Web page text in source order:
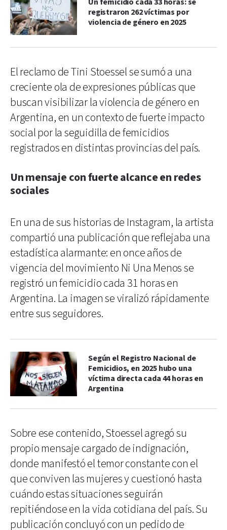
registraron 262 víctimas por
violencia de género en 2025
El reclamo de Tini Stoessel se sumó a una
creciente ola de expresiones públicas que
buscan visibilizar la violencia de género en
Argentina, en un contexto de fuerte impacto
social por la seguidilla de femicidios
registrados en distintas provincias del país.
Un mensaje con fuerte alcance en redes
sociales
En una de sus historias de Instagram, la artista
compartió una publicación que reflejaba una
estadística alarmante: en once años de
vigencia del movimiento Ni Una Menos se
registró un femicidio cada 31 horas en
Argentina. La imagen se viralizó rápidamente
entre sus seguidores.
Según el Registro Nacional de
Femicidios, en 2025 hubo una
víctima directa cada 44 horas en
Argentina
Sobre ese contenido, Stoessel agregó su
propio mensaje cargado de indignación,
donde manifestó el temor constante con el
que conviven las mujeres y cuestionó hasta
cuándo estas situaciones seguirán
repitiéndose en la vida cotidiana del país. Su
publicación concluyó con un pedido de